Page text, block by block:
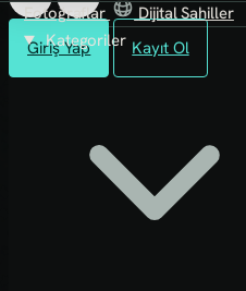
Giriş Yap Kayıt Ol
Fotoğraflar
Dijital Sahiller
Kategoriler